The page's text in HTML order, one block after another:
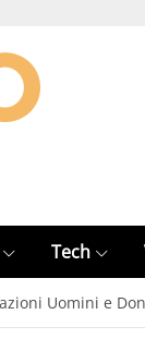
Tech
Uomini e